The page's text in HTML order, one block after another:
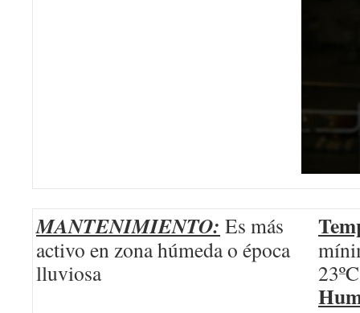
MANTENIMIENTO: Es más
activo en zona húmeda o época
lluviosa